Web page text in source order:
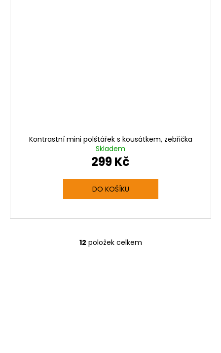
Kontrastní mini polštářek s kousátkem, zebřička
Skladem
299 Kč
DO KOŠÍKU
O
12 položek celkem